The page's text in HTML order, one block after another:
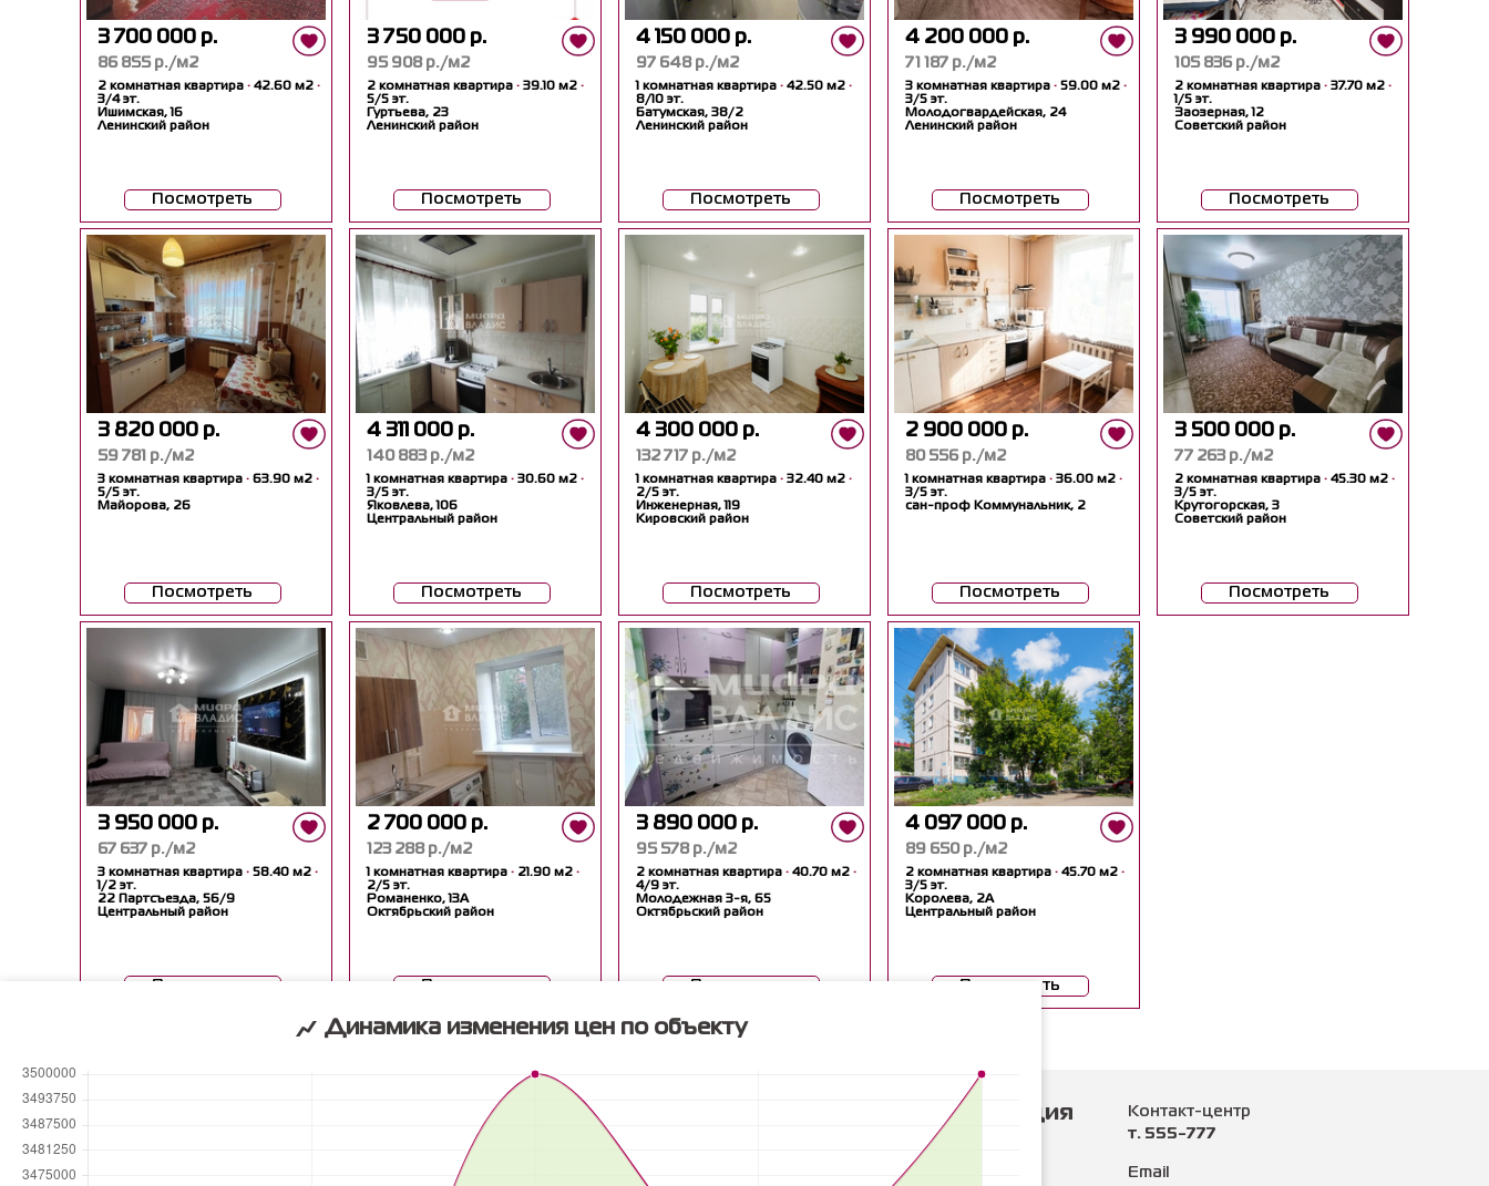
3 700 000 р.
86 855 р./м2
2 комнатная квартира · 42.60 м2 ·
3/4 эт.
Ишимская, 16
Ленинский район
Посмотреть
3 750 000 р.
95 908 р./м2
2 комнатная квартира · 39.10 м2 ·
5/5 эт.
Гуртьева, 23
Ленинский район
Посмотреть
4 150 000 р.
97 648 р./м2
1 комнатная квартира · 42.50 м2 ·
8/10 эт.
Батумская, 38/2
Ленинский район
Посмотреть
4 200 000 р.
71 187 р./м2
3 комнатная квартира · 59.00 м2 ·
3/5 эт.
Молодогвардейская, 24
Ленинский район
Посмотреть
3 990 000 р.
105 836 р./м2
2 комнатная квартира · 37.70 м2 ·
1/5 эт.
Заозерная, 12
Советский район
Посмотреть
3 820 000 р.
59 781 р./м2
3 комнатная квартира · 63.90 м2 ·
5/5 эт.
Майорова, 26
Посмотреть
4 311 000 р.
140 883 р./м2
1 комнатная квартира · 30.60 м2 ·
3/5 эт.
Яковлева, 106
Центральный район
Посмотреть
4 300 000 р.
132 717 р./м2
1 комнатная квартира · 32.40 м2 ·
2/5 эт.
Инженерная, 119
Кировский район
Посмотреть
2 900 000 р.
80 556 р./м2
1 комнатная квартира · 36.00 м2 ·
3/5 эт.
сан-проф Коммунальник, 2
Посмотреть
3 500 000 р.
77 263 р./м2
2 комнатная квартира · 45.30 м2 ·
3/5 эт.
Крутогорская, 3
Советский район
Посмотреть
3 950 000 р.
67 637 р./м2
3 комнатная квартира · 58.40 м2 ·
1/2 эт.
22 Партсъезда, 56/9
Центральный район
Посмотреть
2 700 000 р.
123 288 р./м2
1 комнатная квартира · 21.90 м2 ·
2/5 эт.
Романенко, 13А
Октябрьский район
Посмотреть
3 890 000 р.
95 578 р./м2
2 комнатная квартира · 40.70 м2 ·
4/9 эт.
Молодежная 3-я, 65
Октябрьский район
Посмотреть
4 097 000 р.
89 650 р./м2
2 комнатная квартира · 45.70 м2 ·
3/5 эт.
Королева, 2А
Центральный район
Посмотреть
Динамика изменения цен по объекту
Контакт-центр
т. 555-777
Email
Каталог Информация
О компании